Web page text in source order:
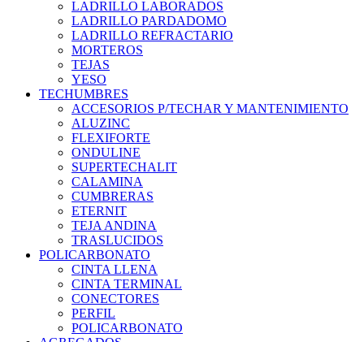
LADRILLO LABORADOS
LADRILLO PARDADOMO
LADRILLO REFRACTARIO
MORTEROS
TEJAS
YESO
TECHUMBRES
ACCESORIOS P/TECHAR Y MANTENIMIENTO
ALUZINC
FLEXIFORTE
ONDULINE
SUPERTECHALIT
CALAMINA
CUMBRERAS
ETERNIT
TEJA ANDINA
TRASLUCIDOS
POLICARBONATO
CINTA LLENA
CINTA TERMINAL
CONECTORES
PERFIL
POLICARBONATO